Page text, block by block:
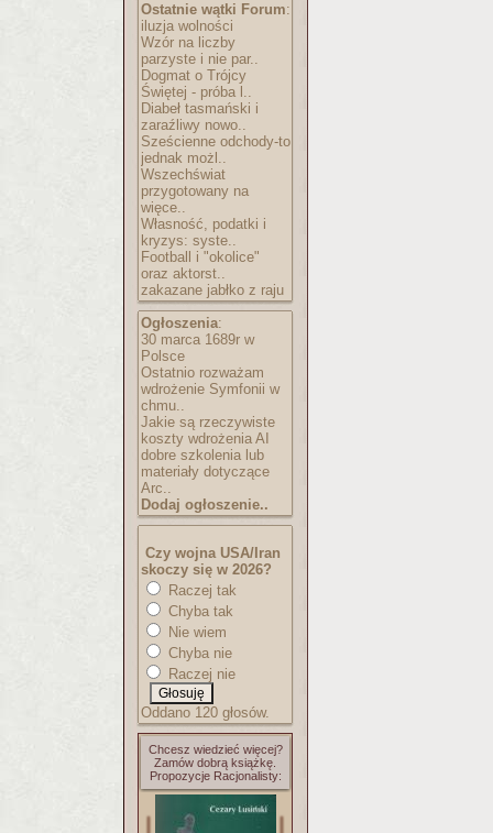
Ostatnie wątki Forum:
iluzja wolności
Wzór na liczby
parzyste i nie par..
Dogmat o Trójcy
Świętej - próba l..
Diabeł tasmański i
zaraźliwy nowo..
Sześcienne odchody-to
jednak możl..
Wszechświat
przygotowany na
więce..
Własność, podatki i
kryzys: syste..
Football i "okolice"
oraz aktorst..
zakazane jabłko z raju
Ogłoszenia:
30 marca 1689r w
Polsce
Ostatnio rozważam
wdrożenie Symfonii w
chmu..
Jakie są rzeczywiste
koszty wdrożenia AI
dobre szkolenia lub
materiały dotyczące
Arc..
Dodaj ogłoszenie..
Czy wojna USA/Iran
skoczy się w 2026?
Raczej tak
Chyba tak
Nie wiem
Chyba nie
Raczej nie
Oddano 120 głosów.
Chcesz wiedzieć więcej?
Zamów dobrą książkę.
Propozycje Racjonalisty: